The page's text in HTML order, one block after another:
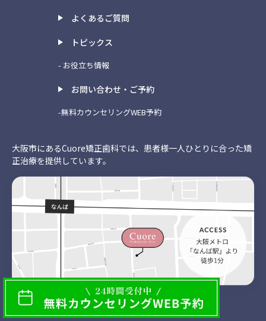
よくあるご質問
トピックス
- お役立ち情報
お問い合わせ・ご予約
-無料カウンセリングWEB予約
大阪市にあるCuore矯正歯科では、患者様一人ひとりに合った矯
正治療を提供しています。
大阪駅(梅田駅)から大阪メトロ御堂筋線 なんば駅より徒歩1分
Google Mapで確認